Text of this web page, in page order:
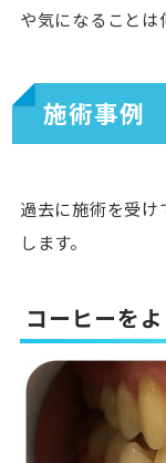
や気になることは
施術事例
過去に施術を受
します。
コーヒーを